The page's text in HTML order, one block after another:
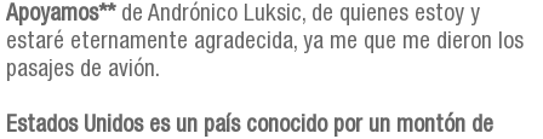
Apoyamos**de Andrónico Luksic, de quienes estoy y
estaré eternamente agradecida, ya me que me dieron los
pasajes de avión.
Estados Unidos es un país conocido por un montón de